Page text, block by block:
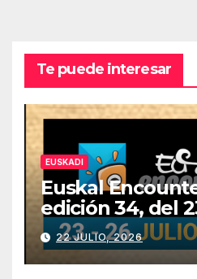
Te puede interesar
EUSKADI
Euskal
edición 34, del
julio
22 JULIO, 2026